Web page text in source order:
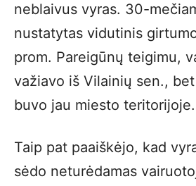
neblaivus vyras. 30-
nustatytas vidutinis
prom. Pareigūnų teigimu,
važiavo iš Vilainių sen.,
buvo jau miesto teritorijoje.
Taip pat paaiškėjo, kad
sėdo neturėdamas